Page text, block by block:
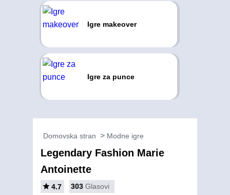
Igre makeover
Igre za punce
Domovska stran Modne igre
Legendary Fashion Marie
Antoinette
4.7 303 Glasovi